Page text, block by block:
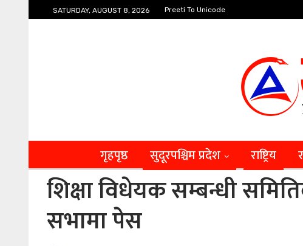
SATURDAY, AUGUST 8, 2026 Preeti To Unicode
गृहपृष्ठ सुदूरपश्चिम प्रदेश राष्ट्रिय
शिक्षा विधेयक सम्बन्धी
सभामा पेस